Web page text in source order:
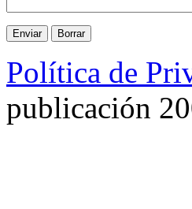
Política de
publicación